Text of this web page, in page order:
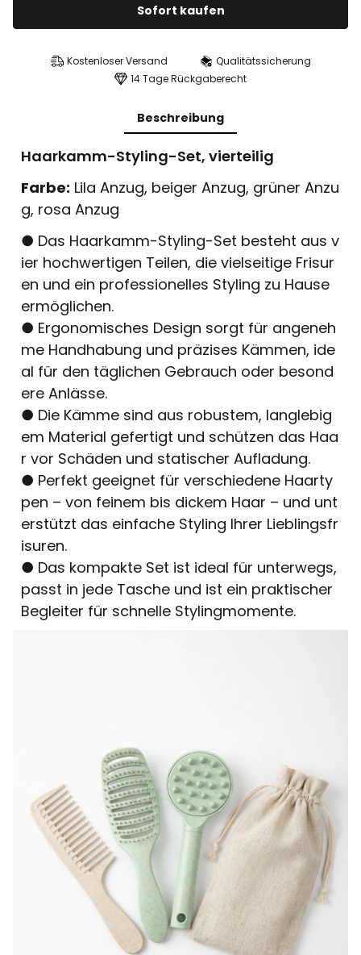
Sofort kaufen
Kostenloser Versand
Qualitätssicherung
14 Tage Rückgaberecht
Beschreibung
Haarkamm-Styling-Set, vierteilig
Farbe: Lila Anzug, beiger Anzug, grüner Anzu
g, rosa Anzug
● Das Haarkamm-Styling-Set besteht aus v
ier hochwertigen Teilen, die vielseitige Frisur
en und ein professionelles Styling zu Hause
ermöglichen.
● Ergonomisches Design sorgt für angeneh
me Handhabung und präzises Kämmen, ide
al für den täglichen Gebrauch oder besond
ere Anlässe.
● Die Kämme sind aus robustem, langlebig
em Material gefertigt und schützen das Haa
r vor Schäden und statischer Aufladung.
● Perfekt geeignet für verschiedene Haarty
pen – von feinem bis dickem Haar – und unt
erstützt das einfache Styling Ihrer Lieblingsfr
isuren.
● Das kompakte Set ist ideal für unterwegs,
passt in jede Tasche und ist ein praktischer
Begleiter für schnelle Stylingmomente.